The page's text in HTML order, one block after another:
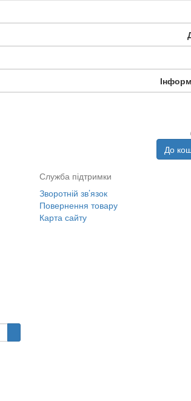
До
Служба підтримки
Зворотній зв’язок
Повернення товару
Карта сайту